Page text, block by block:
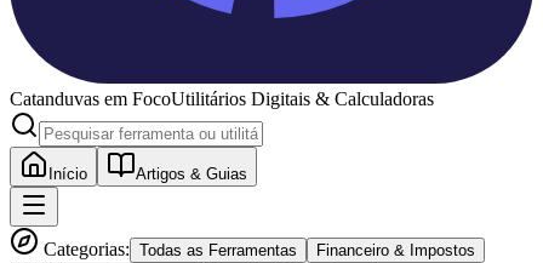
Catanduvas em FocoUtilitários Digitais & Calculadoras
Início Artigos & Guias
Categorias: Todas as Ferramentas
Financeiro & Impostos